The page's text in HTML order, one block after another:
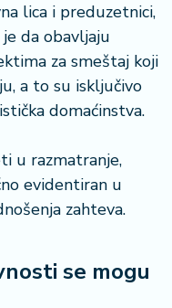
lica i preduzetnici,
da obavljaju
za smeštaj koji
a to su isključivo
domaćinstva.
u razmatranje,
evidentiran u
zahteva.
se mogu